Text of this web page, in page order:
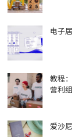
电子
教程
营利
爱沙